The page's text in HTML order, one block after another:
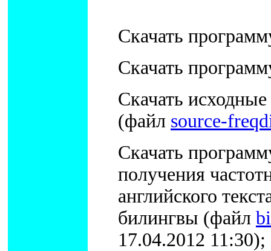
Скачать
Скачать
Скачать
(файл source-
Скачать
получения
английского
билингвы (файл
17.04.2012 11:30);